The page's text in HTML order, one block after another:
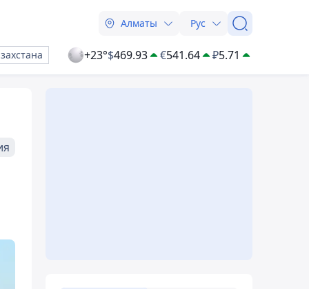
Алматы Рус
+23°$469.93 €541.64 ₽5.71